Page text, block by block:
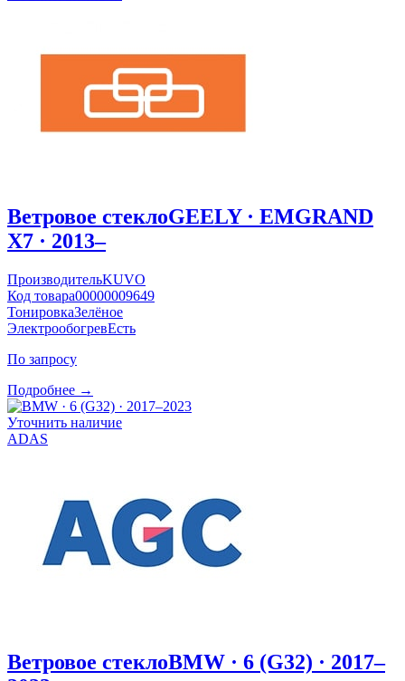
Ветровое стеклоGEELY · EMGRAND
X7 · 2013–
ПроизводительKUVO
Код товара00000009649
ТонировкаЗелёное
ЭлектрообогревЕсть
По запросу
Подробнее →
Уточнить наличие
ADAS
Ветровое стеклоBMW · 6 (G32) · 2017–